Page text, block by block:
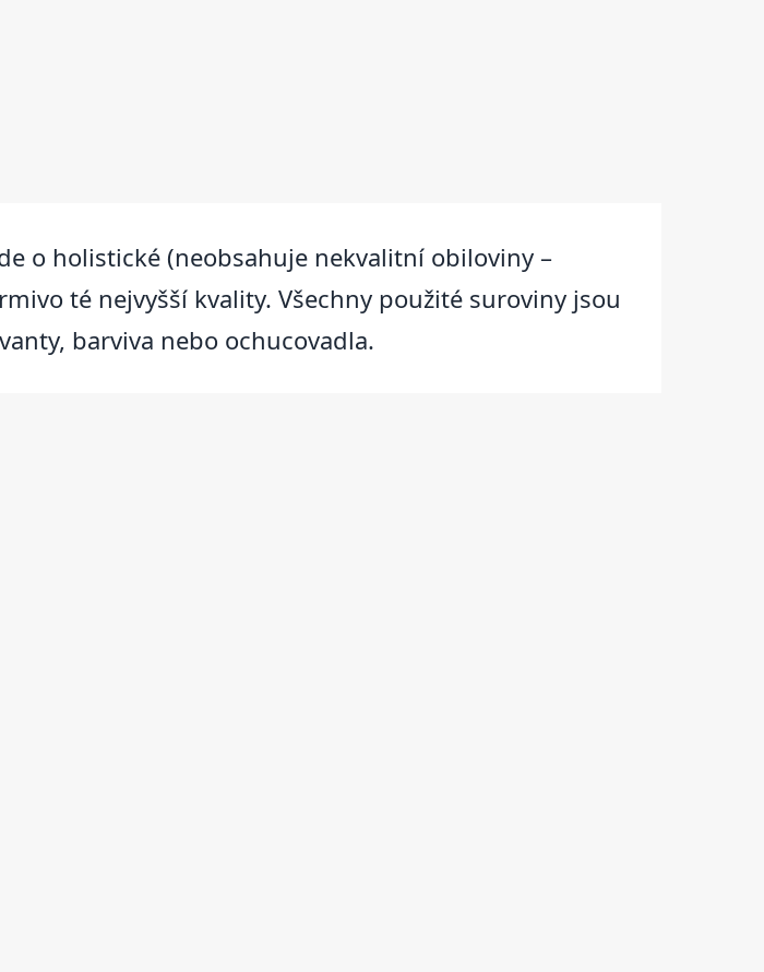
o holistické (neobsahuje nekvalitní obiloviny –
té nejvyšší kvality. Všechny použité suroviny jsou
barviva nebo ochucovadla.